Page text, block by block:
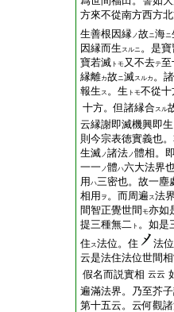
方來不從南方西方
生善根因縁ノ故ニ海ニ
因縁而生 スルニ。是
寶若滅 トモ又不去テ至
縁離カ故ニ滅スルカ 。
報生 ス 。生 トモ不從十
十方。但諸縁合スル
云縁謝即滅機興即生
則今宗表徳實義也
生滅ノ諸法ノ體相。
一一ノ體ハ六大法界
用 ハ三密也。故一塵
相用 ヲ 。而周遍 ス法
間智正覺世間 モ亦如
提三種無二 ト 。如是
住 ス法位。住
法位
云是法住法位世間
假名而説實相 云云
遍滿法界。乃至芥
第十五云。云何觀